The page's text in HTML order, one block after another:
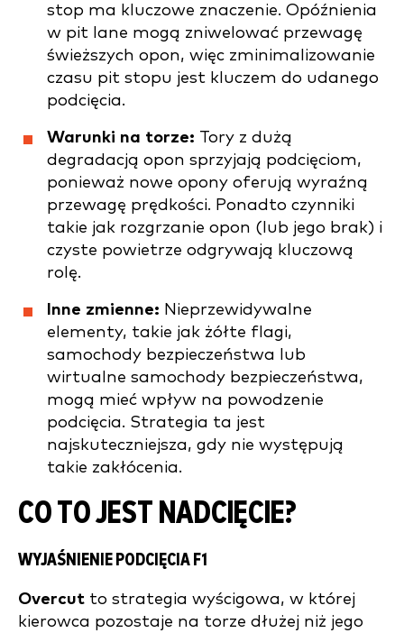
stop ma kluczowe znaczenie. Opóźnienia
w pit lane mogą zniwelować przewagę
świeższych opon, więc zminimalizowanie
czasu pit stopu jest kluczem do udanego
podcięcia.
Warunki na torze: Tory z dużą
degradacją opon sprzyjają podcięciom,
ponieważ nowe opony oferują wyraźną
przewagę prędkości. Ponadto czynniki
takie jak rozgrzanie opon (lub jego brak) i
czyste powietrze odgrywają kluczową
rolę.
Inne zmienne: Nieprzewidywalne
elementy, takie jak żółte flagi,
samochody bezpieczeństwa lub
wirtualne samochody bezpieczeństwa,
mogą mieć wpływ na powodzenie
podcięcia. Strategia ta jest
najskuteczniejsza, gdy nie występują
takie zakłócenia.
CO TO JEST NADCIĘCIE?
WYJAŚNIENIE PODCIĘCIA F1
Overcut to strategia wyścigowa, w której
kierowca pozostaje na torze dłużej niż jego